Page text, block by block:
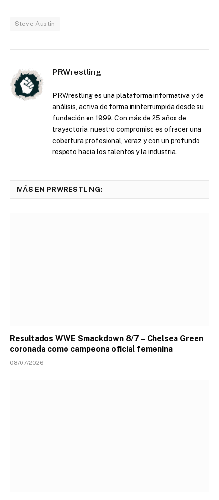
Steve Austin
PRWrestling
PRWrestling es una plataforma informativa y de
análisis, activa de forma ininterrumpida desde su
fundación en 1999. Con más de 25 años de
trayectoria, nuestro compromiso es ofrecer una
cobertura profesional, veraz y con un profundo
respeto hacia los talentos y la industria.
MÁS EN PRWRESTLING:
Resultados WWE Smackdown 8/7 – Chelsea Green
coronada como campeona oficial femenina
08/07/2026